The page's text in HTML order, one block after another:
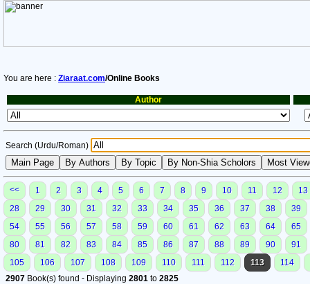
You are here : Ziaraat.com/Online Books
Author
Search (Urdu/Roman)
<< 1 2 3 4 5 6 7 8 9 10 11 12
13
28
29 30 31 32 33 34 35 36 37 38
39
54
55 56 57 58 59 60 61 62 63 64
65
80
81 82 83 84 85 86 87 88 89 90
91
105
106 107 108 109 110 111 112 113
114
2907 Book(s) found - Displaying 2801 to 2825